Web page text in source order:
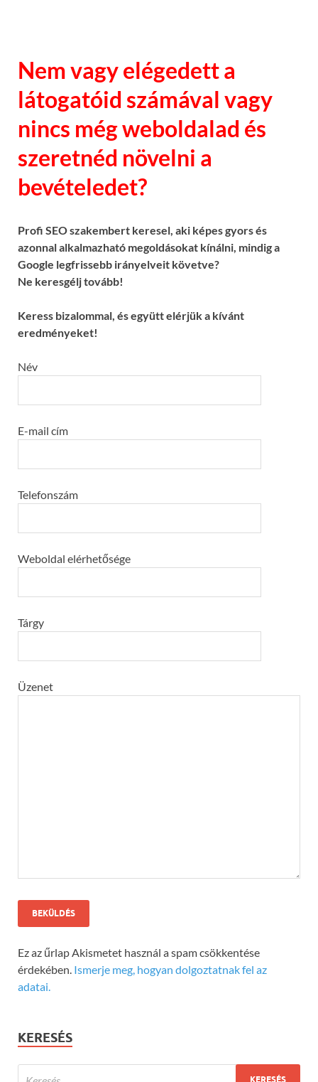
Nem vagy elégedett a
látogatóid számával vagy
nincs még weboldalad és
szeretnéd növelni a
bevételedet?
Profi SEO szakembert keresel, aki képes gyors és
azonnal alkalmazható megoldásokat kínálni, mindig a
Google legfrissebb irányelveit követve?
Ne keresgélj tovább!
Keress bizalommal, és együtt elérjük a kívánt
eredményeket!
Név
E-mail cím
Telefonszám
Weboldal elérhetősége
Tárgy
Üzenet
Ez az űrlap Akismetet használ a spam csökkentése
érdekében. Ismerje meg, hogyan dolgoztatnak fel az
adatai.
KERESÉS